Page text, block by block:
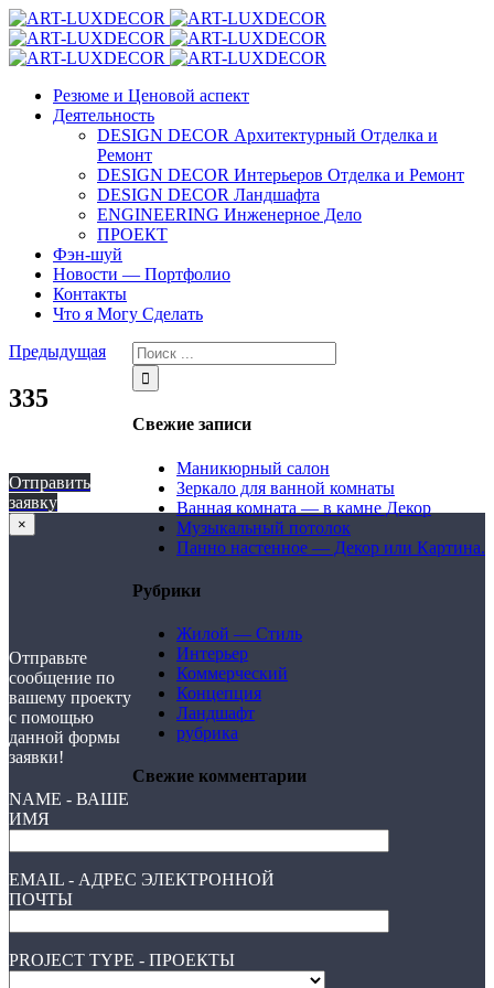
Резюме и Ценовой аспект
Деятельность
DESIGN DECOR Архитектурный Отделка и
Ремонт
DESIGN DECOR Интерьеров Отделка и Ремонт
DESIGN DECOR Ландшафта
ENGINEERING Инженерное Дело
ПРОЕКТ
Фэн-шуй
Новости — Портфолио
Контакты
Что я Могу Сделать
Предыдущая
335
Свежие записи
Маникюрный салон
Зеркало для ванной комнаты
Ванная комната — в камне Декор
Музыкальный потолок
Панно настенное — Декор или Картина.
Рубрики
Жилой — Стиль
Интерьер
Коммерческий
Концепция
Ландшафт
рубрика
Свежие комментарии
Отправить
заявку
×
Отправьте
сообщение по
вашему проекту
с помощью
данной формы
заявки!
NAME - ВАШЕ
ИМЯ
EMAIL - АДРЕС ЭЛЕКТРОННОЙ
ПОЧТЫ
PROJECT TYPE - ПРОЕКТЫ